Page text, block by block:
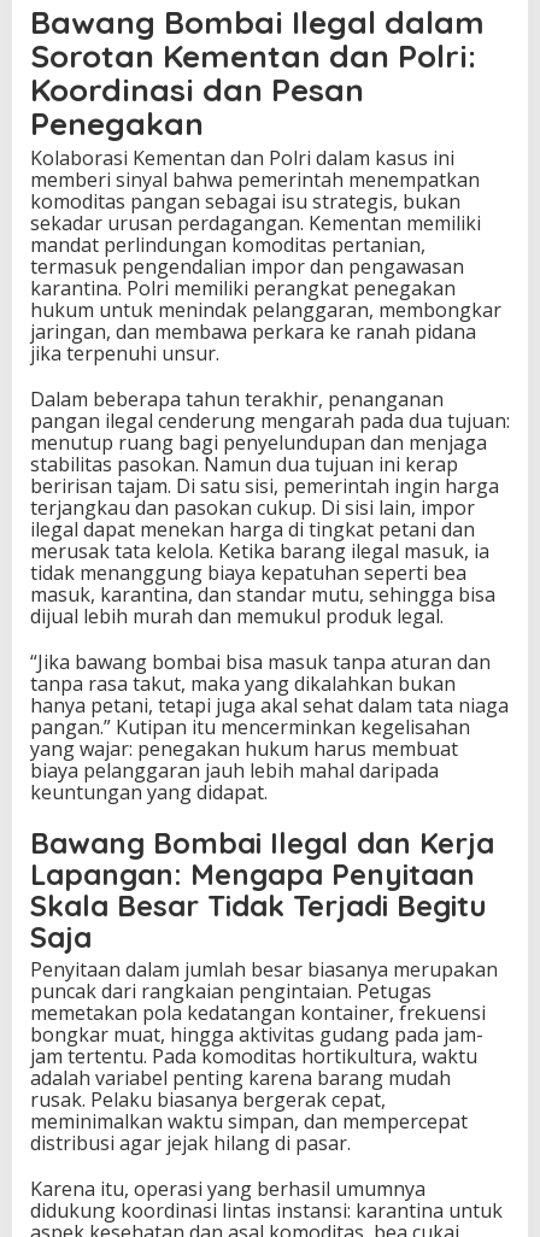
Bawang Bombai Ilegal dalam
Sorotan Kementan dan Polri:
Koordinasi dan Pesan
Penegakan
Kolaborasi Kementan dan Polri dalam kasus ini
memberi sinyal bahwa pemerintah menempatkan
komoditas pangan sebagai isu strategis, bukan
sekadar urusan perdagangan. Kementan memiliki
mandat perlindungan komoditas pertanian,
termasuk pengendalian impor dan pengawasan
karantina. Polri memiliki perangkat penegakan
hukum untuk menindak pelanggaran, membongkar
jaringan, dan membawa perkara ke ranah pidana
jika terpenuhi unsur.
Dalam beberapa tahun terakhir, penanganan
pangan ilegal cenderung mengarah pada dua tujuan:
menutup ruang bagi penyelundupan dan menjaga
stabilitas pasokan. Namun dua tujuan ini kerap
beririsan tajam. Di satu sisi, pemerintah ingin harga
terjangkau dan pasokan cukup. Di sisi lain, impor
ilegal dapat menekan harga di tingkat petani dan
merusak tata kelola. Ketika barang ilegal masuk, ia
tidak menanggung biaya kepatuhan seperti bea
masuk, karantina, dan standar mutu, sehingga bisa
dijual lebih murah dan memukul produk legal.
“Jika bawang bombai bisa masuk tanpa aturan dan
tanpa rasa takut, maka yang dikalahkan bukan
hanya petani, tetapi juga akal sehat dalam tata niaga
pangan.” Kutipan itu mencerminkan kegelisahan
yang wajar: penegakan hukum harus membuat
biaya pelanggaran jauh lebih mahal daripada
keuntungan yang didapat.
Bawang Bombai Ilegal dan Kerja
Lapangan: Mengapa Penyitaan
Skala Besar Tidak Terjadi Begitu
Saja
Penyitaan dalam jumlah besar biasanya merupakan
puncak dari rangkaian pengintaian. Petugas
memetakan pola kedatangan kontainer, frekuensi
bongkar muat, hingga aktivitas gudang pada jam-
jam tertentu. Pada komoditas hortikultura, waktu
adalah variabel penting karena barang mudah
rusak. Pelaku biasanya bergerak cepat,
meminimalkan waktu simpan, dan mempercepat
distribusi agar jejak hilang di pasar.
Karena itu, operasi yang berhasil umumnya
didukung koordinasi lintas instansi: karantina untuk